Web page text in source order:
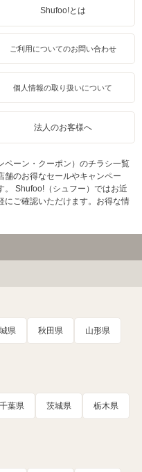
Shufoo!とは
ご利用についてのお問い合わせ
個人情報の取り扱いについて
法人のお客様へ
ペーン・クーポン）のチラシ一覧
舗のお得なセールやキャンペー
。 Shufoo!（シュフー）ではお近
にご確認いただけます。お得な情
県 秋田県 山形県
千葉県 茨城県 栃木県